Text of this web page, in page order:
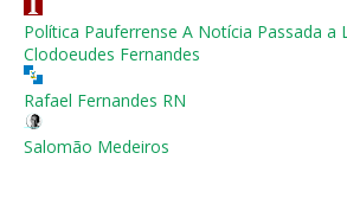
Política Pauferrense A Notícia Passada a
Clodoeudes Fernandes
Rafael Fernandes RN
Salomão Medeiros